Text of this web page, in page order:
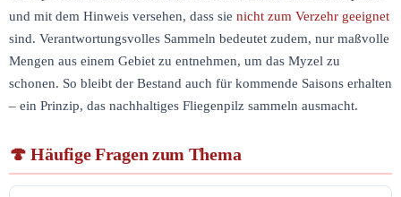
und mit dem Hinweis versehen, dass sie nicht zum Verzehr geeignet
sind. Verantwortungsvolles Sammeln bedeutet zudem, nur maßvolle
Mengen aus einem Gebiet zu entnehmen, um das Myzel zu
schonen. So bleibt der Bestand auch für kommende Saisons erhalten
– ein Prinzip, das nachhaltiges Fliegenpilz sammeln ausmacht.
Häufige Fragen zum Thema